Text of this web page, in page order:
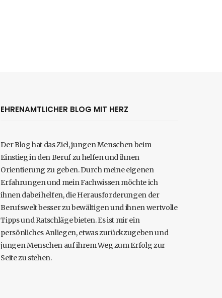
EHRENAMTLICHER BLOG MIT HERZ
Der Blog hat das Ziel, jungen Menschen beim
Einstieg in den Beruf zu helfen und ihnen
Orientierung zu geben. Durch meine eigenen
Erfahrungen und mein Fachwissen möchte ich
ihnen dabei helfen, die Herausforderungen der
Berufswelt besser zu bewältigen und ihnen wertvolle
Tipps und Ratschläge bieten. Es ist mir ein
persönliches Anliegen, etwas zurückzugeben und
jungen Menschen auf ihrem Weg zum Erfolg zur
Seite zu stehen.